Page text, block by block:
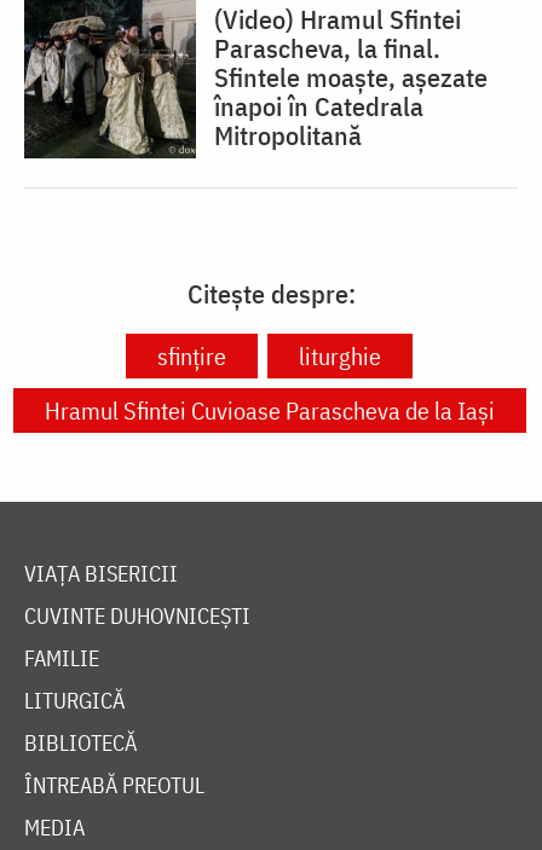
(Video) Hramul Sfintei
Parascheva, la final.
Sfintele moaște, așezate
înapoi în Catedrala
Mitropolitană
Citește despre:
sfinţire
liturghie
Hramul Sfintei Cuvioase Parascheva de la Iași
VIAȚA BISERICII
CUVINTE DUHOVNICEȘTI
FAMILIE
LITURGICĂ
BIBLIOTECĂ
ÎNTREABĂ PREOTUL
MEDIA